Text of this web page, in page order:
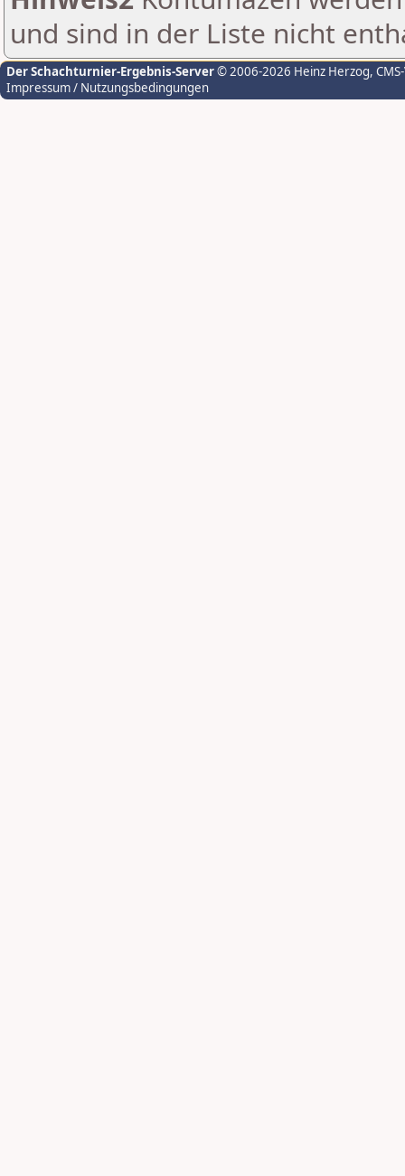
und sind in der Liste nicht
Der Schachturnier-Ergebnis-Server© 2006-2026 Heinz Herzog,
Impressum / Nutzungsbedingungen